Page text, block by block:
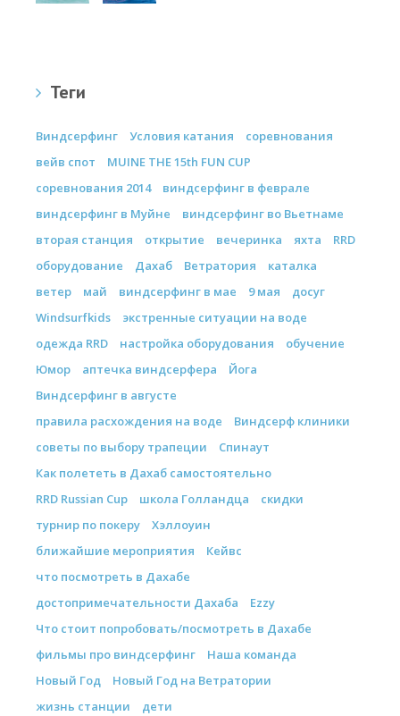
Теги
Виндсерфинг Условия катания
соревнования
вейв спот
MUINE THE 15th FUN CUP
соревнования 2014
виндсерфинг в феврале
виндсерфинг в Муйне
виндсерфинг во Вьетнаме
вторая станция
открытие вечеринка яхта
RRD
оборудование
Дахаб Ветратория
каталка
ветер
май виндсерфинг в мае 9 мая
досуг
Windsurfkids
экстренные ситуации на воде
одежда RRD
настройка оборудования
обучение
Юмор
аптечка виндсерфера
Йога
Виндсерфинг в августе
правила расхождения на воде
Виндсерф клиники
советы по выбору трапеции
Спинаут
Как полететь в Дахаб самостоятельно
RRD Russian Cup
школа Голландца
скидки
турнир по покеру
Хэллоуин
ближайшие мероприятия
Кейвс
что посмотреть в Дахабе
достопримечательности Дахаба
Ezzy
Что стоит попробовать/посмотреть в Дахабе
фильмы про виндсерфинг
Наша команда
Новый Год
Новый Год на Ветратории
жизнь станции
дети